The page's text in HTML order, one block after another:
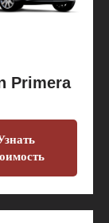
Primera